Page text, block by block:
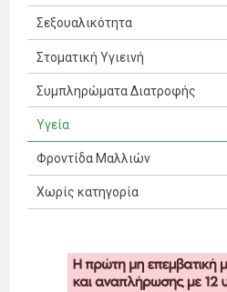
Σεξουαλικότητα
Στοματική Υγιεινή
Συμπληρώματα Διατροφής
Υγεία
Φροντίδα Μαλλιών
Χωρίς κατηγορία